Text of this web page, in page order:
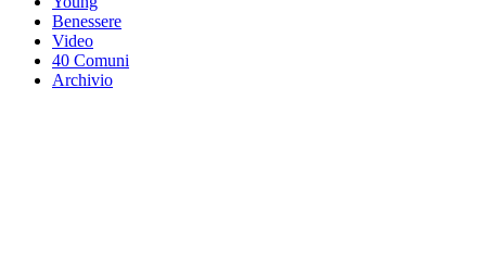
Benessere
Video
40 Comuni
Archivio